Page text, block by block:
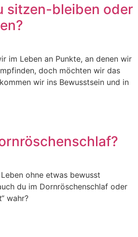
sitzen-bleiben oder
im Leben an Punkte, an denen wir
doch möchten wir das
wir ins Bewusstsein und in
ohne etwas bewusst
du im Dornröschenschlaf oder
wahr?